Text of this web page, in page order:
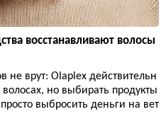
восстанавливают волосы
не врут: Olaplex действительн
но выбирать продукты
выбросить деньги на вет